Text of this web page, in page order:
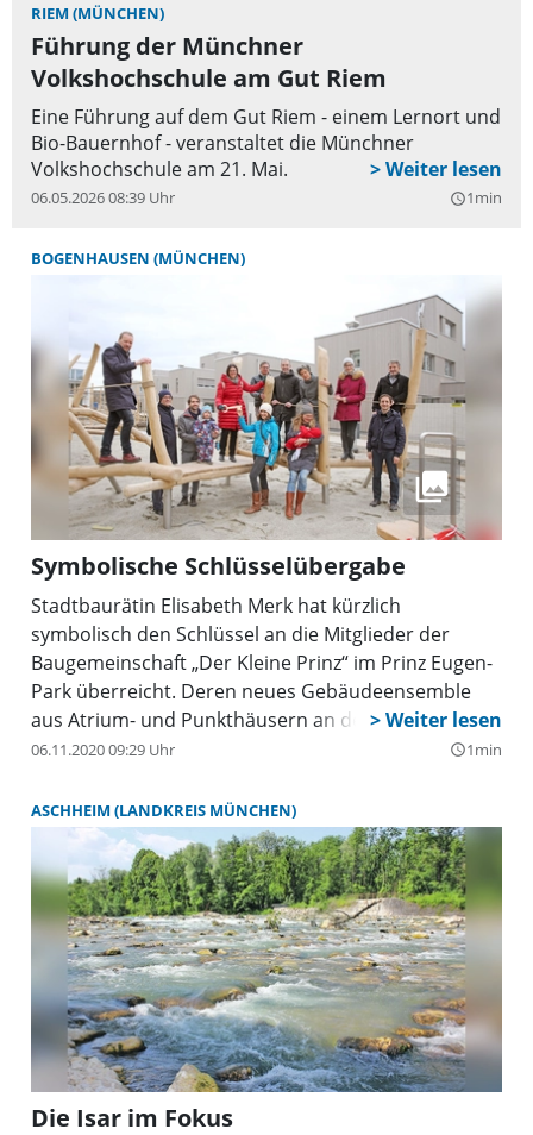
den Kindern sehr wichtig ist, Rücksicht auf die Erde
zu nehmen und sie hier ein großes Interesse haben,
etwas zu verändern beziehungsweise zu verbessern.
Wir gestalten all unsere Feste und Veranstaltungen
bewusst nachhaltig und so wollten wir dieses Jahr
noch einen Schritt weitergehen. Wir haben eine
große Außenanlage und haben diese für die
Pflanzen und Tiere umweltfreundlicher gestaltet
alle ortsansässigen Lebewesen“, erklärt
RIEM (MÜNCHEN)
Führung der Münchner
Volkshochschule am Gut Riem
Eine Führung auf dem Gut Riem - einem Lernort und
Bio-Bauernhof - veranstaltet die Münchner
Volkshochschule am 21. Mai.
06.05.2026 08:39 Uhr query_builder1min
BOGENHAUSEN (MÜNCHEN)
Symbolische Schlüsselübergabe
Stadtbaurätin Elisabeth Merk hat kürzlich
symbolisch den Schlüssel an die Mitglieder der
Baugemeinschaft „Der Kleine Prinz“ im Prinz Eugen-
Park überreicht. Deren neues Gebäudeensemble
aus Atrium- und Punkthäusern an der Jörg-Hube-
Straße ist Teilprojekt der dortigen ökologischen
Gästeappartements, ein Eis-Café und eine
Fahrradreparaturwerkstatt errichtet.
06.11.2020 09:29 Uhr query_builder1min
ASCHHEIM (LANDKREIS MÜNCHEN)
Die Isar im Fokus